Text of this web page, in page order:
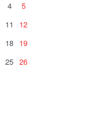
4
5
11
12
18 19
25 26